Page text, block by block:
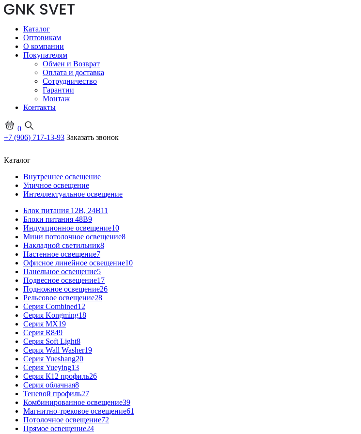
Каталог
Оптовикам
О компании
Покупателям
Обмен и Возврат
Оплата и доставка
Сотрудничество
Гарантии
Монтаж
Контакты
0
+7 (906) 717-13-93 Заказать звонок
Каталог
Внутреннее освещение
Уличное освещение
Интеллектуальное освещение
Блок питания 12В, 24В11
Блоки питания 48В9
Индукционное освещение10
Мини потолочное освещение8
Накладной светильник8
Настенное освещение7
Офисное линейное освещение10
Панельное освещение5
Подвесное освещение17
Подножное освещение26
Рельсовое освещение28
Серия Combined12
Серия Kongming18
Серия MX19
Серия R849
Серия Soft Light8
Серия Wall Washer19
Серия Yueshang20
Серия Yueying13
Серия К12 профиль26
Серия облачная8
Теневой профиль27
Комбинированное освещение39
Магнитно-трековое освещение61
Потолочное освещение72
Прямое освещение24